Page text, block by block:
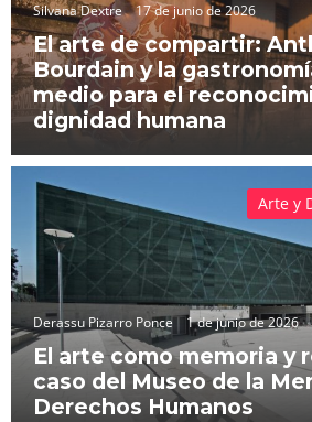
Silvana Dextre 17 de junio de 2026
El arte de compartir:
Bourdain y la
medio para el
dignidad humana
Derassu Pizarro Ponce 1 de junio de 2026
El arte como memoria y
caso del Museo de la
Derechos Humanos
Arte y